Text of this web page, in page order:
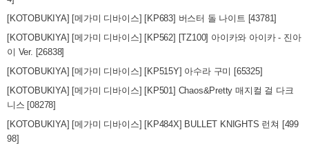
[KOTOBUKIYA] [메가미 디바이스] [KP683] 버스터 돌 나이트 [43781]
[KOTOBUKIYA] [메가미 디바이스] [KP562] [TZ100] 아이카와 아이카 - 진아
이 Ver. [26838]
[KOTOBUKIYA] [메가미 디바이스] [KP515Y] 아수라 구미 [65325]
[KOTOBUKIYA] [메가미 디바이스] [KP501] Chaos&Pretty 매지컬 걸 다크
니스 [08278]
[KOTOBUKIYA] [메가미 디바이스] [KP484X] BULLET KNIGHTS 런쳐 [499
98]